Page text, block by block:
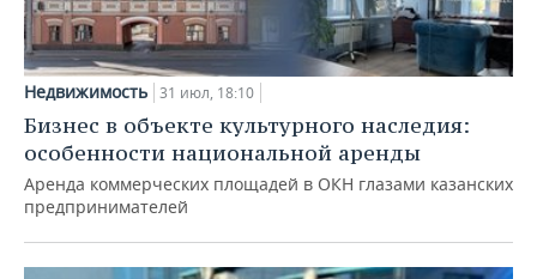
Недвижимость 31 июл, 18:10
Бизнес в объекте культурного наследия:
особенности национальной аренды
Аренда коммерческих площадей в ОКН глазами казанских
предпринимателей